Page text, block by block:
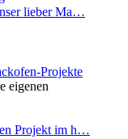
lieber Ma…
Projekte
eigenen
Projekt im h…